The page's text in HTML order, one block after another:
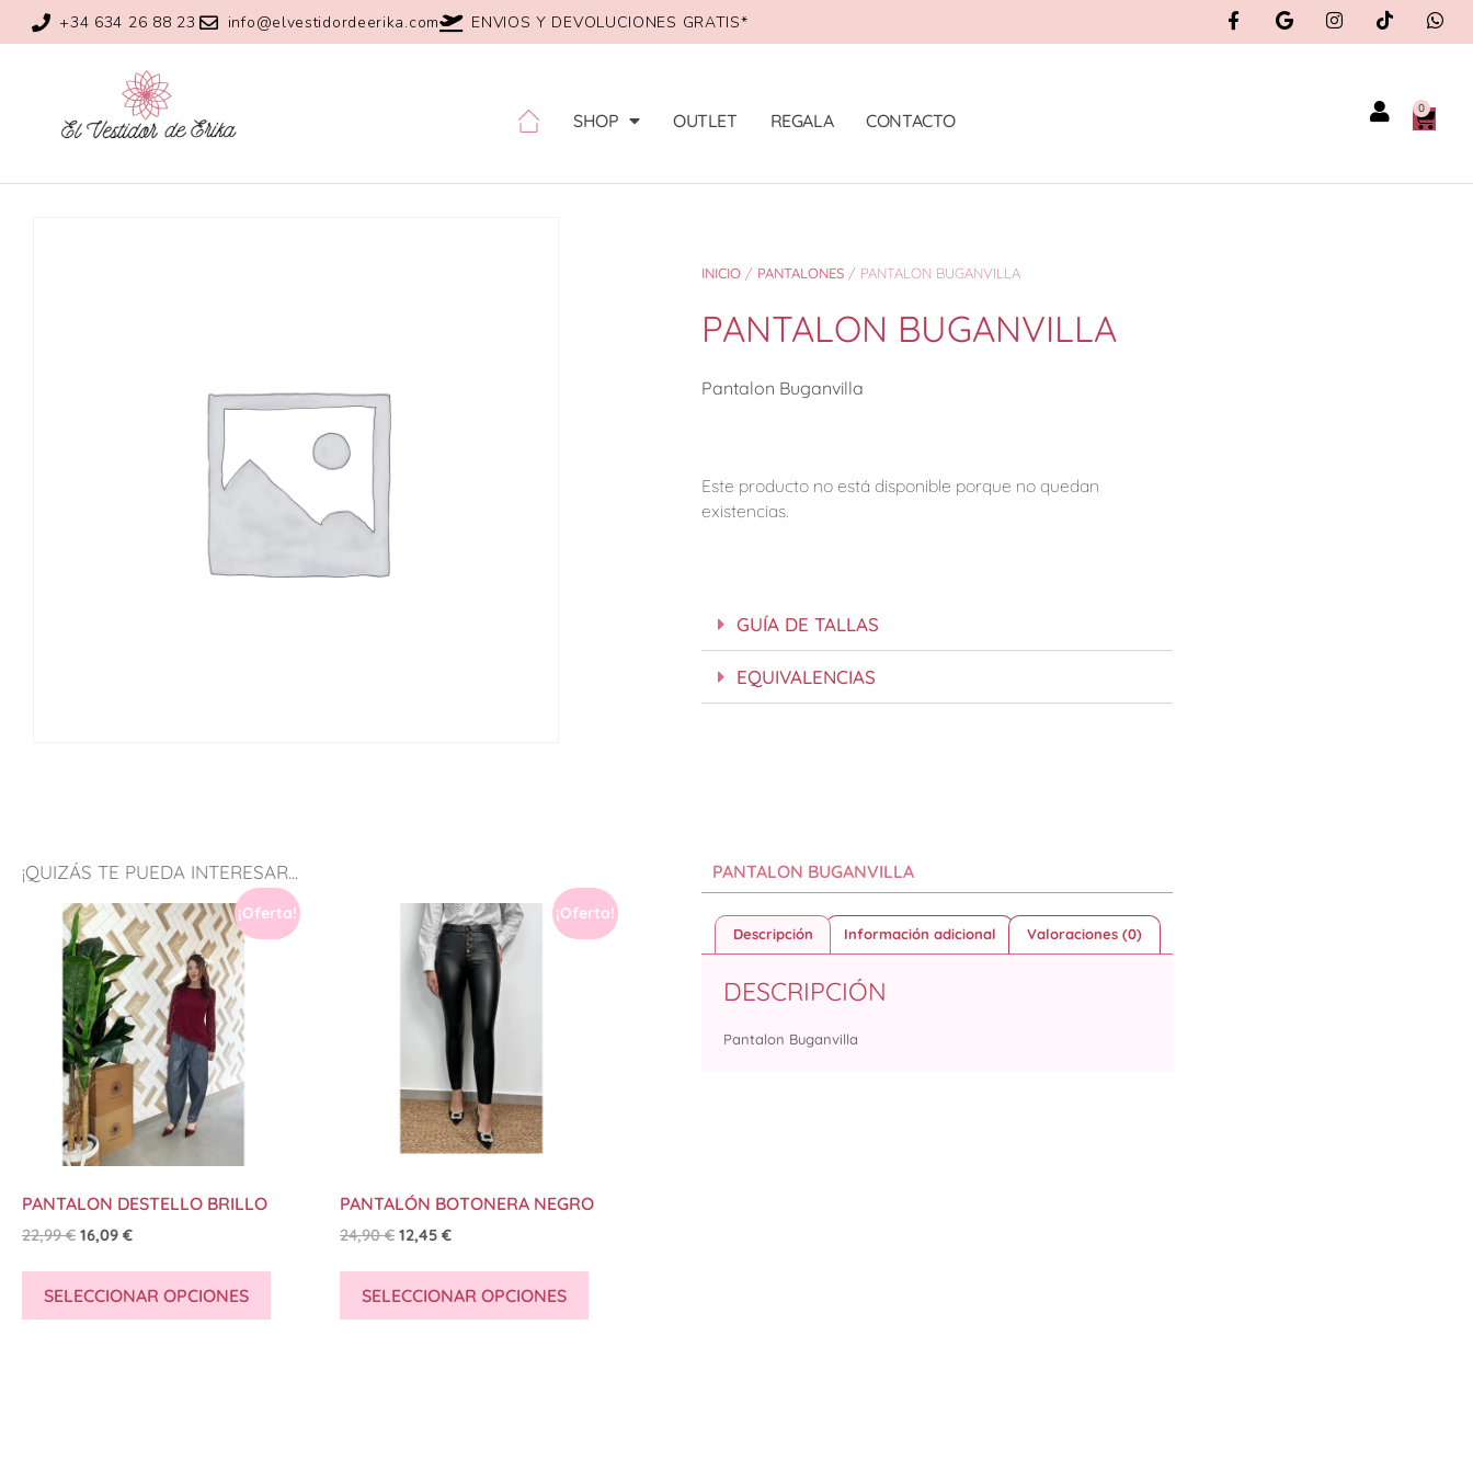
+34 634 26 88 23 info@elvestidordeerika.com ENVIOS Y DEVOLUCIONES GRATIS*
SHOP OUTLET REGALA CONTACTO
0
INICIO / PANTALONES / PANTALON BUGANVILLA
PANTALON BUGANVILLA
Pantalon Buganvilla
Este producto no está disponible porque no quedan
existencias.
GUÍA DE TALLAS
EQUIVALENCIAS
¡QUIZÁS TE PUEDA INTERESAR...
¡Oferta!
PANTALON DESTELLO BRILLO
22,99€ 16,09 €
SELECCIONAR OPCIONES
¡Oferta!
PANTALÓN BOTONERA NEGRO
24,90€ 12,45 €
SELECCIONAR OPCIONES
PANTALON BUGANVILLA
Descripción Información adicional Valoraciones (0)
DESCRIPCIÓN
Pantalon Buganvilla